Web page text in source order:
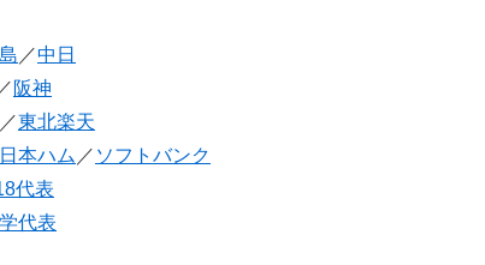
／中日
／ 阪神
／東北楽天
日本ハム ／ ソフトバンク
代表
代表